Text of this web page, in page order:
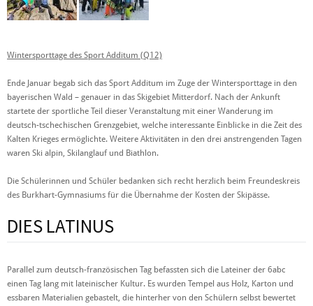
Wintersporttage des Sport Additum (Q12)
Ende Januar begab sich das Sport Additum im Zuge der Wintersporttage in den
bayerischen Wald – genauer in das Skigebiet Mitterdorf. Nach der Ankunft
startete der sportliche Teil dieser Veranstaltung mit einer Wanderung im
deutsch-tschechischen Grenzgebiet, welche interessante Einblicke in die Zeit des
Kalten Krieges ermöglichte. Weitere Aktivitäten in den drei anstrengenden Tagen
waren Ski alpin, Skilanglauf und Biathlon.
Die Schülerinnen und Schüler bedanken sich recht herzlich beim Freundeskreis
des Burkhart-Gymnasiums für die Übernahme der Kosten der Skipässe.
DIES LATINUS
Parallel zum deutsch-französischen Tag befassten sich die Lateiner der 6abc
einen Tag lang mit lateinischer Kultur. Es wurden Tempel aus Holz, Karton und
essbaren Materialien gebastelt, die hinterher von den Schülern selbst bewertet